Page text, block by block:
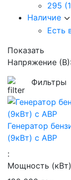
295
Наличие
Есть
Показать
Напряжение
Фильтры
Генератор
(9кВт) с АВР
:
Мощность